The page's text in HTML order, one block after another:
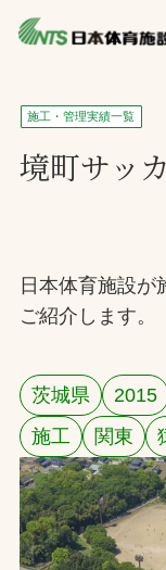
私たちの強み
ニュース
製品・サービス一
施工・管理実績一
採用情報
お問合せ
施工・管理実績一覧
境町サッ
日本体育施設が
ご紹介します。
茨城県 2015
施工
関東